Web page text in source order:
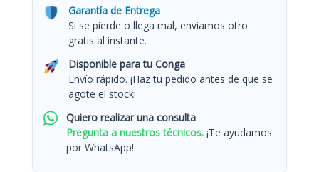
Garantía de Entrega
Si se pierde o llega mal, enviamos otro
gratis al instante.
Disponible para tu Conga
Envío rápido. ¡Haz tu pedido antes de que se
agote el stock!
Quiero realizar una consulta
Pregunta a nuestros técnicos. ¡Te ayudamos
por WhatsApp!